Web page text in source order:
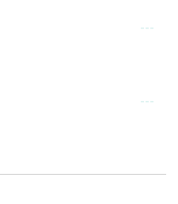
---
---